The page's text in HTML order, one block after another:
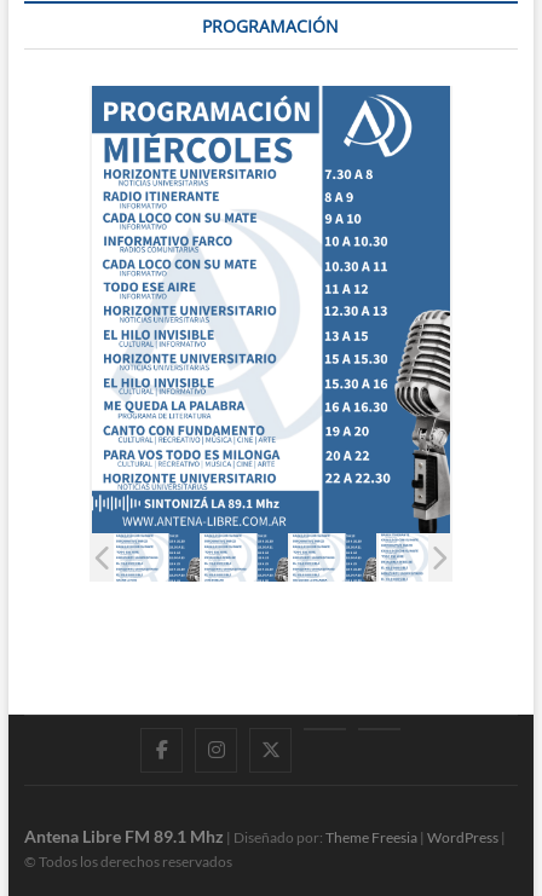
PROGRAMACIÓN
FacebookInstagram
Antena Libre FM 89.1 Mhz | Diseñado por: Theme Freesia| WordPress|
© Todos los derechos reservados